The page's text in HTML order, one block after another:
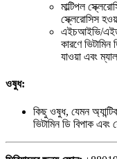
মাল্টিপল
স্ক্লেরোসিস
এইচআইভি/
কারণে
যাওয়া এবং
ওষুধ:
কিছু ওষুধ, যেমন
ভিটামিন ডি বিপাক